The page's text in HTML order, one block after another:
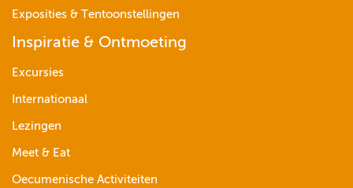
Exposities & Tentoonstellingen
Inspiratie & Ontmoeting
Excursies
Internationaal
Lezingen
Meet & Eat
Oecumenische Activiteiten